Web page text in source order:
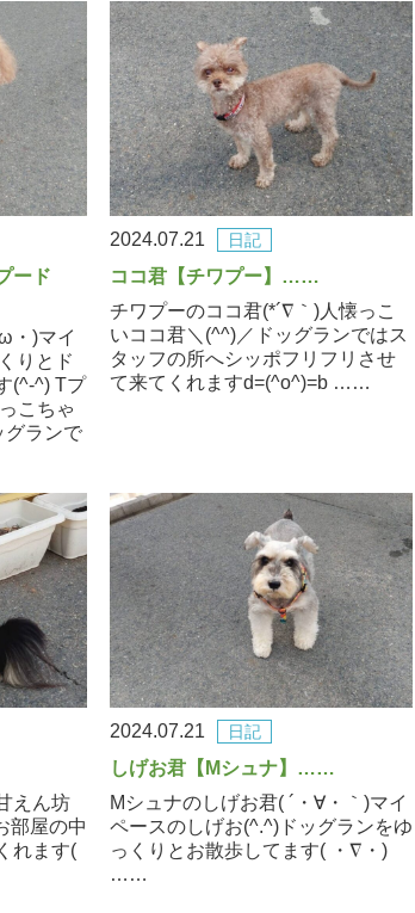
ード
・)マイ
りとド
(^-^) Tプ
こちゃ
グランで
2024.07.21 日記
ココ君【チワプー】……
チワプーのココ君(*´∇｀)人懐っこ
いココ君＼(^^)／ドッグランではス
タッフの所へシッポフリフリさせ
て来てくれますd=(^o^)=b ……
えん坊
部屋の中
れます(
2024.07.21 日記
しげお君【Mシュナ】……
Mシュナのしげお君( ´・∀・｀)マイ
ペースのしげお(^.^)ドッグランをゆ
っくりとお散歩してます( ・∇・)
……